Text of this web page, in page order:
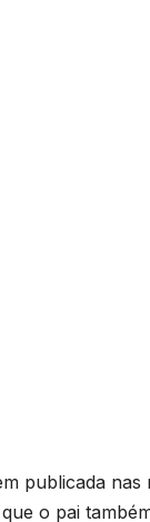
publicada nas
o pai